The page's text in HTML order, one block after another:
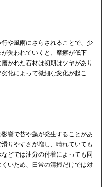
や風雨にさらされることで、少
失われていくと、摩擦が低下
かれた石材は初期はツヤがあり
化によって微細な変化が起こ
響で苔や藻が発生することがあ
りやすさが増し、晴れていても
どでは油分の付着によっても同
いため、日常の清掃だけでは対